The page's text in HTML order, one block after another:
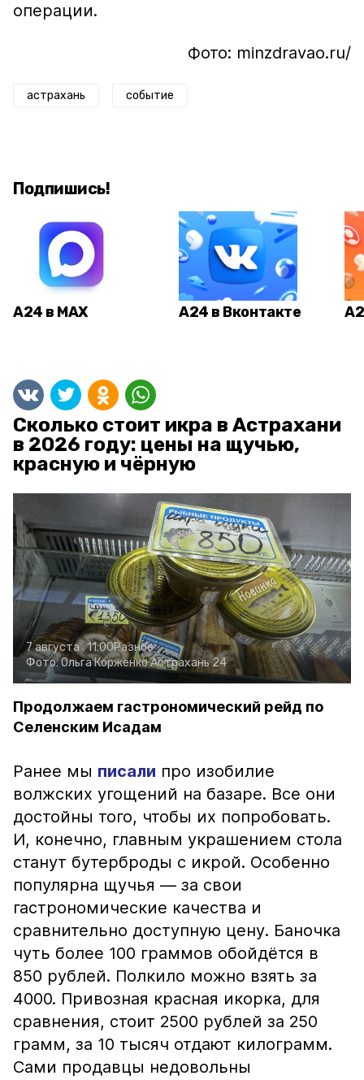
операции.
Фото: minzdravao.ru/
астрахань событие
Подпишись!
А24 в MAX А24 в Вконтакте
Сколько стоит икра в Астрахани
в 2026 году: цены на щучью,
красную и чёрную
7 августа , 11:00Разное
Фото:Ольга КорженкоАстрахань 24
Продолжаем гастрономический рейд по
Селенским Исадам
Ранее мы писали про изобилие
волжских угощений на базаре. Все они
достойны того, чтобы их попробовать.
И, конечно, главным украшением стола
станут бутерброды с икрой. Особенно
популярна щучья — за свои
гастрономические качества и
сравнительно доступную цену. Баночка
чуть более 100 граммов обойдётся в
850 рублей. Полкило можно взять за
4000. Привозная красная икорка, для
сравнения, стоит 2500 рублей за 250
грамм, за 10 тысяч отдают килограмм.
Сами продавцы недовольны